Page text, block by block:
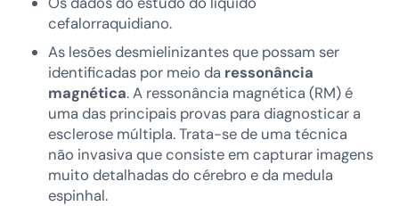
cefalorraquidiano.
As lesões desmielinizantes que possam ser
identificadas por meio da ressonância
magnética. A ressonância magnética (RM) é
uma das principais provas para diagnosticar a
esclerose múltipla. Trata-se de uma técnica
não invasiva que consiste em capturar imagens
muito detalhadas do cérebro e da medula
espinhal.